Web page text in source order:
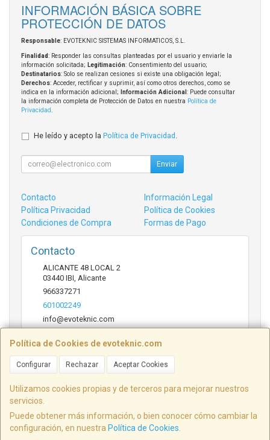
Política de Cookies de evoteknic.com
Configurar Rechazar Aceptar Cookies
Utilizamos cookies propias y de terceros para mejorar nuestros
servicios.
Puede obtener más información, o bien conocer cómo cambiar la
configuración, en nuestra Política de Cookies
INFORMACIÓN BÁSICA SOBRE
PROTECCIÓN DE DATOS
Responsable: EVOTEKNIC SISTEMAS INFORMATICOS, S.L.
Finalidad: Responder las consultas planteadas por el usuario y enviarle la
información solicitada; Legitimación: Consentimiento del usuario;
Destinatarios: Solo se realizan cesiones si existe una obligación legal;
Derechos: Acceder, rectificar y suprimir, así como otros derechos, como se
indica en la información adicional;
Información Adicional : Puede consultar
la información completa de Protección de Datos en nuestra Política de
Privacidad
He leído y acepto la Política de Privacidad
Enviar
Contacto
Información Legal
Política Privacidad
Política de Cookies
Condiciones de Compra
Formas de Pago
Contacto
ALICANTE 48 LOCAL 2
03440 IBI Alicante
966337271
601002249
info@evoteknic.com
Horario
ALICANTE 48 LOCAL 2, 03440, Alicante, España. - C.I.F.: B54578497 - Tfno:
601002249